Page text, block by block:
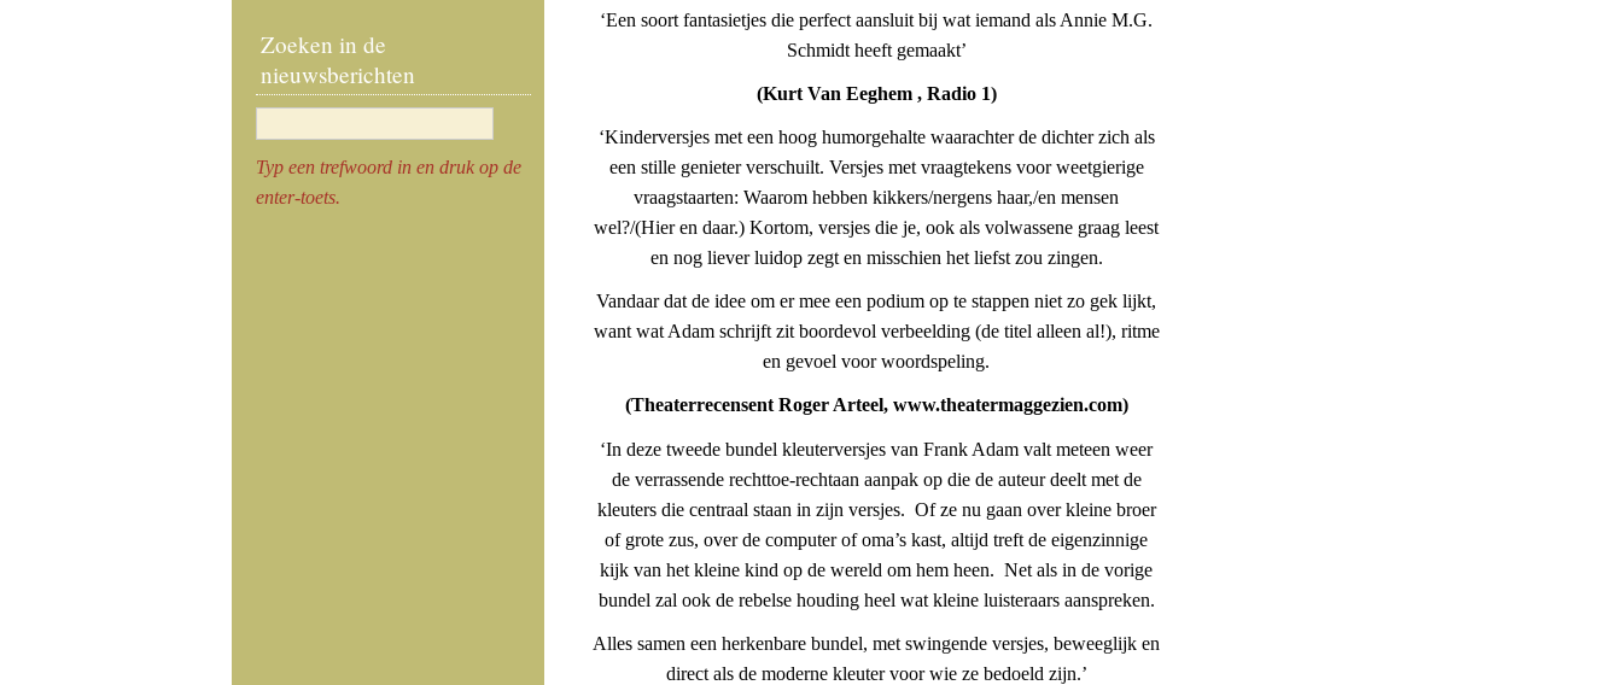
Zoeken in de
nieuwsberichten
Typ een trefwoord in en druk op de
enter-toets.
‘Een soort fantasietjes die perfect aansluit bij wat iemand als Annie M.G.
Schmidt heeft gemaakt’
(Kurt Van Eeghem , Radio 1)
‘Kinderversjes met een hoog humorgehalte waarachter de dichter zich als
een stille genieter verschuilt. Versjes met vraagtekens voor weetgierige
vraagstaarten: Waarom hebben kikkers/nergens haar,/en mensen
wel?/(Hier en daar.) Kortom, versjes die je, ook als volwassene graag leest
en nog liever luidop zegt en misschien het liefst zou zingen.
Vandaar dat de idee om er mee een podium op te stappen niet zo gek lijkt,
want wat Adam schrijft zit boordevol verbeelding (de titel alleen al!), ritme
en gevoel voor woordspeling.
(Theaterrecensent Roger Arteel, www.theatermaggezien.com)
‘In deze tweede bundel kleuterversjes van Frank Adam valt meteen weer
de verrassende rechttoe-rechtaan aanpak op die de auteur deelt met de
kleuters die centraal staan in zijn versjes. Of ze nu gaan over kleine broer
of grote zus, over de computer of oma’s kast, altijd treft de eigenzinnige
kijk van het kleine kind op de wereld om hem heen. Net als in de vorige
bundel zal ook de rebelse houding heel wat kleine luisteraars aanspreken.
Alles samen een herkenbare bundel, met swingende versjes, beweeglijk en
direct als de moderne kleuter voor wie ze bedoeld zijn.’